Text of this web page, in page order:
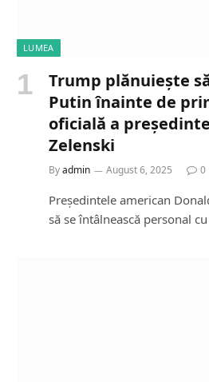
LUMEA
Trump plănuiește
Putin înainte de
oficială a
Zelenski
Byadmin August 6, 2025 0
Președintele american
să se întâlnească personal